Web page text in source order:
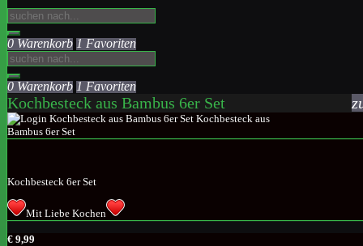
0 Warenkorb 1 Favoriten
0 Warenkorb 1 Favoriten
Kochbesteck aus Bambus 6er Set
Kochbesteck 6er Set
Mit Liebe Kochen
€ 9,99